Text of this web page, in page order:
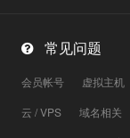
常见问题
会员帐号
虚拟主机
云 / VPS
域名相关